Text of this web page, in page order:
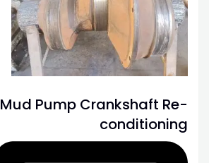
Mud Pump Crankshaft Re-
conditioning